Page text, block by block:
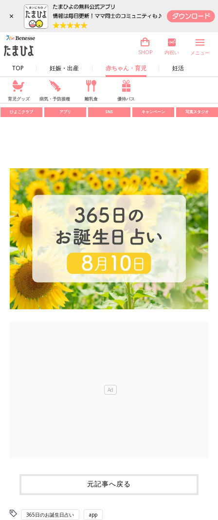
×
TOP 妊娠・出産 赤ちゃん・育児 妊活
SHOP 内祝い メニュー
育児グッズ 病気・予防接種 離乳食 優待パス
ひよこクラブ アプリ SNS キャンペーン 写真スタジオ
元記事へ戻る
365日のお誕生日占い app